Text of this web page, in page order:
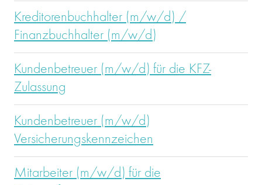
Kreditorenbuchhalter (m/w/d) /
Finanzbuchhalter (m/w/d)
Kundenbetreuer (m/w/d) für die KFZ-
Zulassung
Kundenbetreuer (m/w/d)
Versicherungskennzeichen
Mitarbeiter (m/w/d) für die